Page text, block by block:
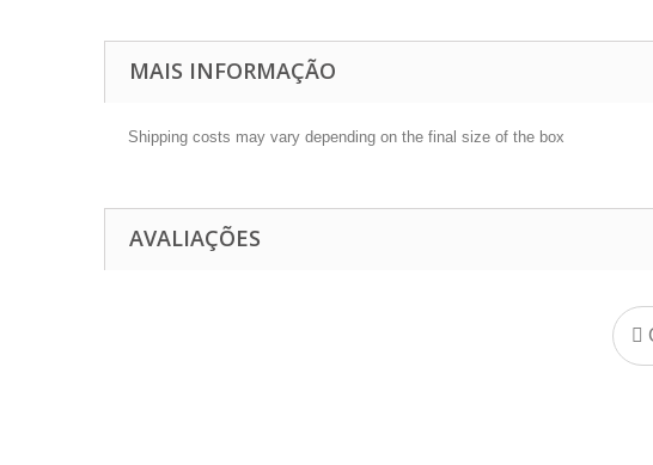
MAIS INFORMAÇÃO
Shipping costs may vary depending on the final size of the box
AVALIAÇÕES